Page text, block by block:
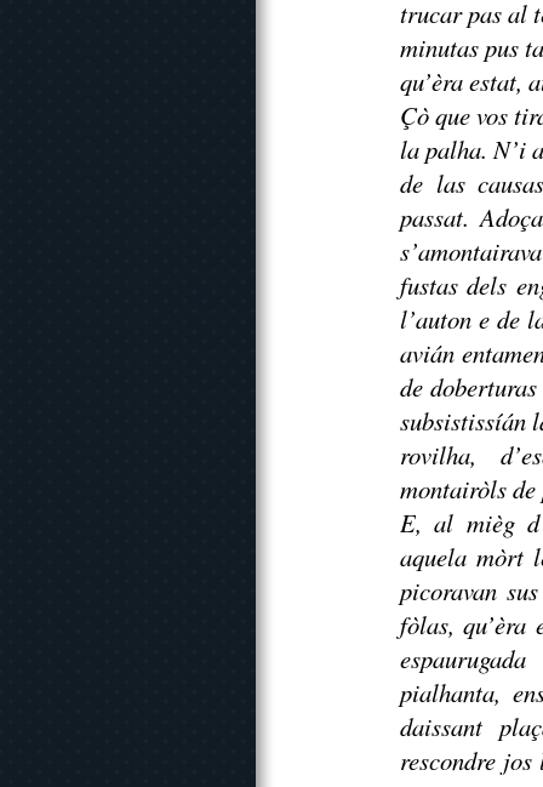
trucar pas al
minutas pus
qu’èra estat,
Çò que vos
la palha. N’i
de las
passat.
fustas dels
l’auton e de
avián
de
subsistissíán
rovilha,
montairòls de
E, al mièg
aquela mòrt
picoravan
fòlas, qu’èra
pialhanta,
daissant
rescondre